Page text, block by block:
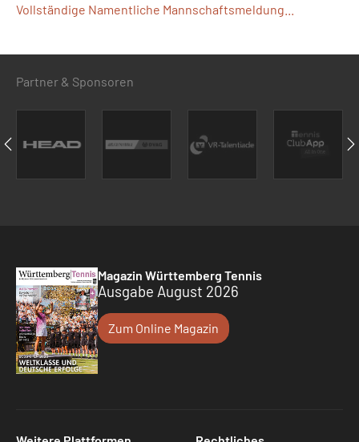
Vollständige Namentliche Mannschaftsmeldung...
Partner & Sponsoren
Magazin Württemberg Tennis
Ausgabe August 2026
Zum Online Magazin